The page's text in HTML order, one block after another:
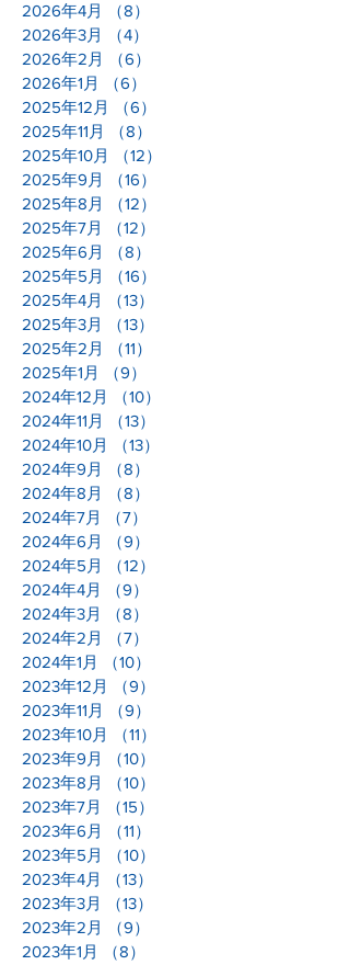
2026年4月
（8）
2026年3月
（4）
2026年2月
（6）
2026年1月
（6）
2025年12月
（6）
2025年11月
（8）
2025年10月
（12）
2025年9月
（16）
2025年8月
（12）
2025年7月
（12）
2025年6月
（8）
2025年5月
（16）
2025年4月
（13）
2025年3月
（13）
2025年2月
（11）
2025年1月
（9）
2024年12月
（10）
2024年11月
（13）
2024年10月
（13）
2024年9月
（8）
2024年8月
（8）
2024年7月
（7）
2024年6月
（9）
2024年5月
（12）
2024年4月
（9）
2024年3月
（8）
2024年2月
（7）
2024年1月
（10）
2023年12月
（9）
2023年11月
（9）
2023年10月
（11）
2023年9月
（10）
2023年8月
（10）
2023年7月
（15）
2023年6月
（11）
2023年5月
（10）
2023年4月
（13）
2023年3月
（13）
2023年2月
（9）
2023年1月
（8）